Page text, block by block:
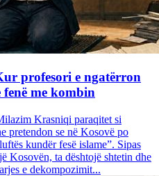
profesori e ngatërron
me kombin
Krasniqi paraqitet si
pretendon se në Kosovë po
kundër fesë islame”. Sipas
Kosovën, ta dështojë shtetin dhe
e dekompozimit...